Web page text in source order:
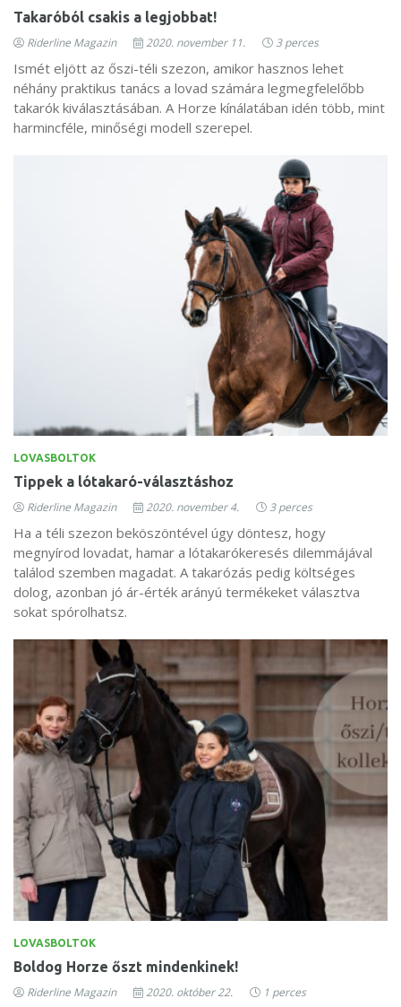
Takaróból csakis a legjobbat!
Riderline Magazin 2020. november 11. 3 perces
Ismét eljött az őszi-téli szezon, amikor hasznos lehet
néhány praktikus tanács a lovad számára legmegfelelőbb
takarók kiválasztásában. A Horze kínálatában idén több, mint
harmincféle, minőségi modell szerepel.
LOVASBOLTOK
Tippek a lótakaró-választáshoz
Riderline Magazin 2020. november 4. 3 perces
Ha a téli szezon beköszöntével úgy döntesz, hogy
megnyírod lovadat, hamar a lótakarókeresés dilemmájával
találod szemben magadat. A takarózás pedig költséges
dolog, azonban jó ár-érték arányú termékeket választva
sokat spórolhatsz.
LOVASBOLTOK
Boldog Horze őszt mindenkinek!
Riderline Magazin 2020. október 22. 1 perces